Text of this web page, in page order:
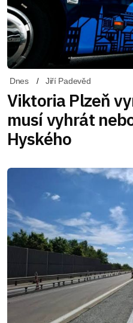
Dnes Jiří Padevěd
Viktoria Plzeň
musí vyhrát
Hyského